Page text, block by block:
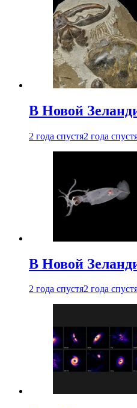
В Новой
2 года спустя2 года
В Новой
2 года спустя2 года